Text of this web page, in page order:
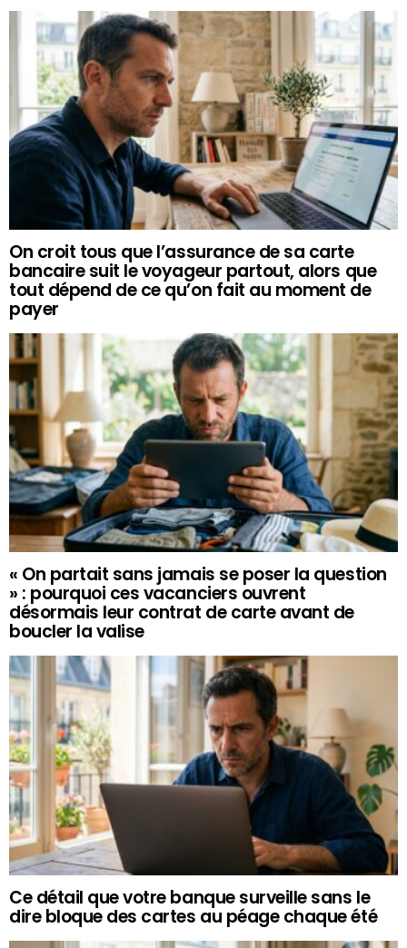
On croit tous que l’assurance de sa carte
bancaire suit le voyageur partout, alors que
tout dépend de ce qu’on fait au moment de
payer
« On partait sans jamais se poser la question
» : pourquoi ces vacanciers ouvrent
désormais leur contrat de carte avant de
boucler la valise
Ce détail que votre banque surveille sans le
dire bloque des cartes au péage chaque été